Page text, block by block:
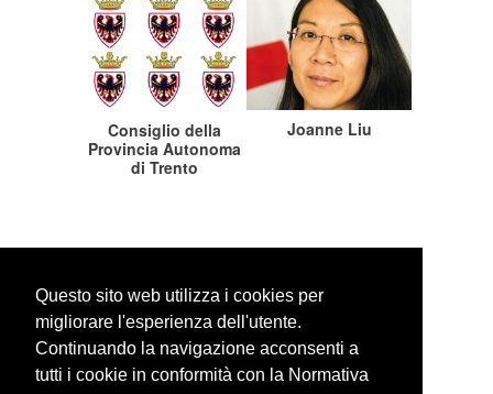
Consiglio della
Provincia Autonoma
di Trento
Joanne Liu
Questo sito web utilizza i cookies per
migliorare l'esperienza dell'utente.
Continuando la navigazione acconsenti a
tutti i cookie in conformità con la Normativa